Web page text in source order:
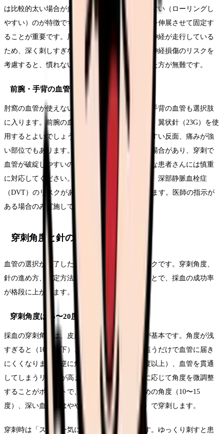
は比較的太い場合が多いですが、血管が動きやすい（ローリングし
やすい）のが特徴です。穿刺時にしっかり皮膚を伸展させて固定す
ることが重要です。尺側皮静脈は、近くに尺骨神経が走行している
ため、深く刺しすぎないよう注意が必要です。神経損傷のリスクを
考慮すると、慣れないうちは尺側皮静脈は避けた方が無難です。
前腕・手背の血管を使う場合
肘窩の血管が使えない場合は、前腕の中間部や手背の血管も選択肢
に入ります。前腕の血管は細い場合が多いため、翼状針（23G）を使
用するとよいでしょう。手背の静脈は視認しやすい反面、痛みが強
い部位でもあります。また、手背の血管は脆い場合があり、穿刺で
血管が破綻しやすいので、高齢者や血管の脆弱な患者さんには慎重
に対応してください。下肢の血管からの採血は、深部静脈血栓症
（DVT）のリスクがあるため、原則として避けます。医師の指示が
ある場合のみ実施してください。
穿刺角度と針の固定テクニック
血管の選択が完了したら、次は穿刺のテクニックです。穿刺角度、
針の進め方、固定方法のポイントを押さえることで、採血の成功率
が格段に上がります。
穿刺角度は15〜20度が基本
採血の穿刺角度は、皮膚面に対して15〜20度が基本です。角度が浅
すぎると（10度以下）、針先が皮膚の表層を這うだけで血管に届き
にくくなります。逆に角度が急すぎると（30度以上）、血管を貫通
してしまうリスクが高まります。血管の深さに応じて角度を微調整
することがポイントで、浅い血管にはやや浅めの角度（10〜15
度）、深い血管にはやや急な角度（20〜25度）で穿刺します。
穿刺時は「スッと一気に刺す」ことが大切です。ゆっくり刺すと患